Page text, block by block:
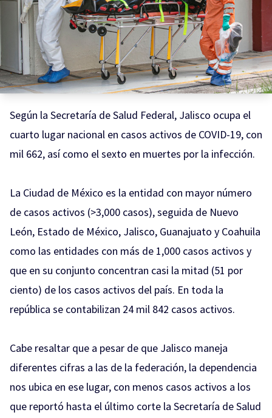
Según la Secretaría de Salud Federal, Jalisco ocupa el
cuarto lugar nacional en casos activos de COVID-19, con
mil 662, así como el sexto en muertes por la infección.
La Ciudad de México es la entidad con mayor número
de casos activos (>3,000 casos), seguida de Nuevo
León, Estado de México, Jalisco, Guanajuato y Coahuila
como las entidades con más de 1,000 casos activos y
que en su conjunto concentran casi la mitad (51 por
ciento) de los casos activos del país. En toda la
república se contabilizan 24 mil 842 casos activos.
Cabe resaltar que a pesar de que Jalisco maneja
diferentes cifras a las de la federación, la dependencia
nos ubica en ese lugar, con menos casos activos a los
que reportó hasta el último corte la Secretaría de Salud